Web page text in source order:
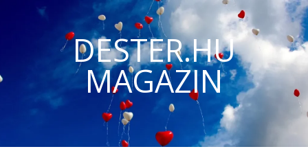
DESTER.HU
MAGAZIN